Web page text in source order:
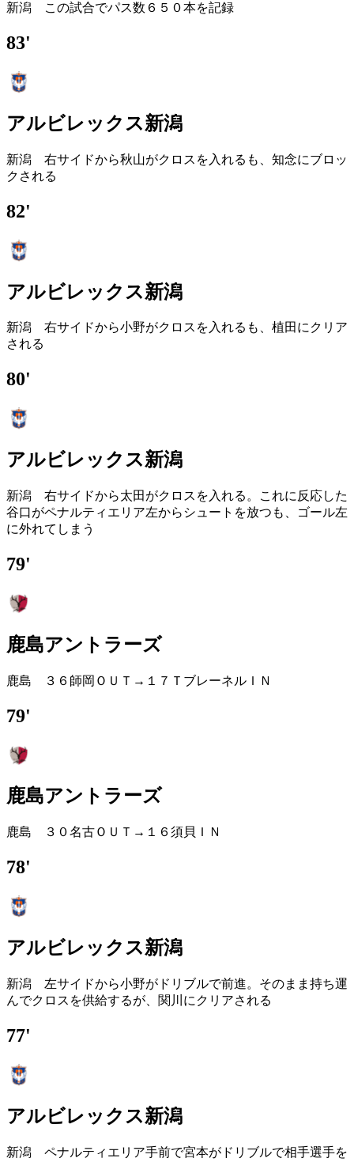
新潟 この試合でパス数６５０本を記録
83'
アルビレックス新潟
新潟 右サイドから秋山がクロスを入れるも、知念にブロッ
クされる
82'
アルビレックス新潟
新潟 右サイドから小野がクロスを入れるも、植田にクリア
される
80'
アルビレックス新潟
新潟 右サイドから太田がクロスを入れる。これに反応した
谷口がペナルティエリア左からシュートを放つも、ゴール左
に外れてしまう
79'
鹿島アントラーズ
鹿島 ３６師岡ＯＵＴ→１７ＴブレーネルＩＮ
79'
鹿島アントラーズ
鹿島 ３０名古ＯＵＴ→１６須貝ＩＮ
78'
アルビレックス新潟
新潟 左サイドから小野がドリブルで前進。そのまま持ち運
んでクロスを供給するが、関川にクリアされる
77'
アルビレックス新潟
新潟 ペナルティエリア手前で宮本がドリブルで相手選手を